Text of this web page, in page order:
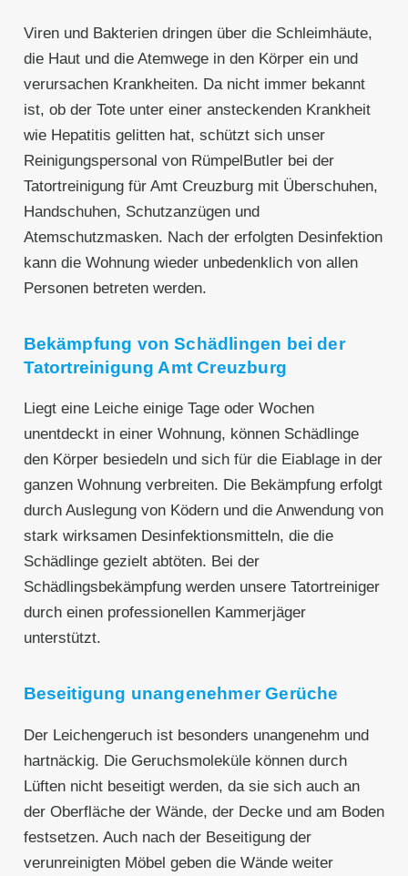
Viren und Bakterien dringen über die Schleimhäute,
die Haut und die Atemwege in den Körper ein und
verursachen Krankheiten. Da nicht immer bekannt
ist, ob der Tote unter einer ansteckenden Krankheit
wie Hepatitis gelitten hat, schützt sich unser
Reinigungspersonal von RümpelButler bei der
Tatortreinigung für Amt Creuzburg mit Überschuhen,
Handschuhen, Schutzanzügen und
Atemschutzmasken. Nach der erfolgten Desinfektion
kann die Wohnung wieder unbedenklich von allen
Personen betreten werden.
Bekämpfung von Schädlingen bei der
Tatortreinigung Amt Creuzburg
Liegt eine Leiche einige Tage oder Wochen
unentdeckt in einer Wohnung, können Schädlinge
den Körper besiedeln und sich für die Eiablage in der
ganzen Wohnung verbreiten. Die Bekämpfung erfolgt
durch Auslegung von Ködern und die Anwendung von
stark wirksamen Desinfektionsmitteln, die die
Schädlinge gezielt abtöten. Bei der
Schädlingsbekämpfung werden unsere Tatortreiniger
durch einen professionellen Kammerjäger
unterstützt.
Beseitigung unangenehmer Gerüche
Der Leichengeruch ist besonders unangenehm und
hartnäckig. Die Geruchsmoleküle können durch
Lüften nicht beseitigt werden, da sie sich auch an
der Oberfläche der Wände, der Decke und am Boden
festsetzen. Auch nach der Beseitigung der
verunreinigten Möbel geben die Wände weiter